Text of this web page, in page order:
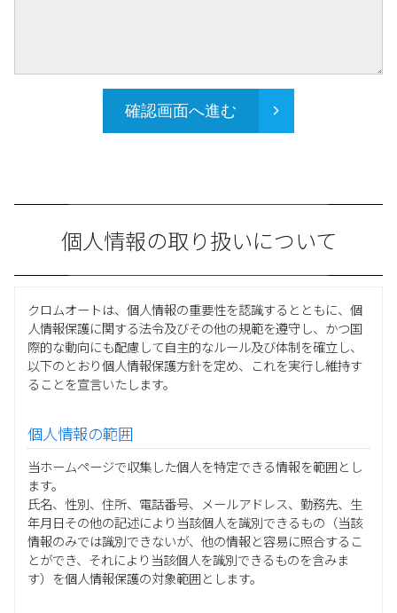
確認画面へ進む
個人情報の取り扱いについて
クロムオートは、個人情報の重要性を認識するとともに、個
人情報保護に関する法令及びその他の規範を遵守し、かつ国
際的な動向にも配慮して自主的なルール及び体制を確立し、
以下のとおり個人情報保護方針を定め、これを実行し維持す
ることを宣言いたします。
個人情報の範囲
当ホームページで収集した個人を特定できる情報を範囲とし
ます。
氏名、性別、住所、電話番号、メールアドレス、勤務先、生
年月日その他の記述により当該個人を識別できるもの（当該
情報のみでは識別できないが、他の情報と容易に照合するこ
とができ、それにより当該個人を識別できるものを含みま
す）を個人情報保護の対象範囲とします。